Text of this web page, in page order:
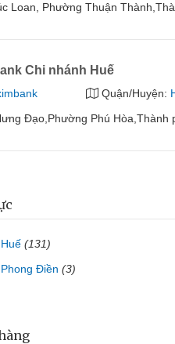
Loan, Phường Thuận
Chi nhánh Huế
Quận/Huyện:
Đạo,Phường Phú Hòa,Thành
Huế (131)
Phong Điền (3)